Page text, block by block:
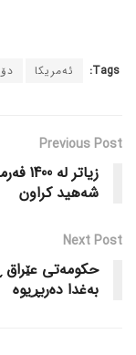
Tags: ئەمریکا
Previous Post
شەهید کراون
Next Post
حکومەتی
بەغدا دەربڕیوە